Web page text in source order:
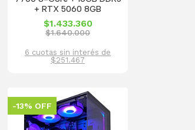
+ RTX 5060 8GB
$1.433.360
$1.640.000
6 cuotas sin interés de
$251.467
-13% OFF